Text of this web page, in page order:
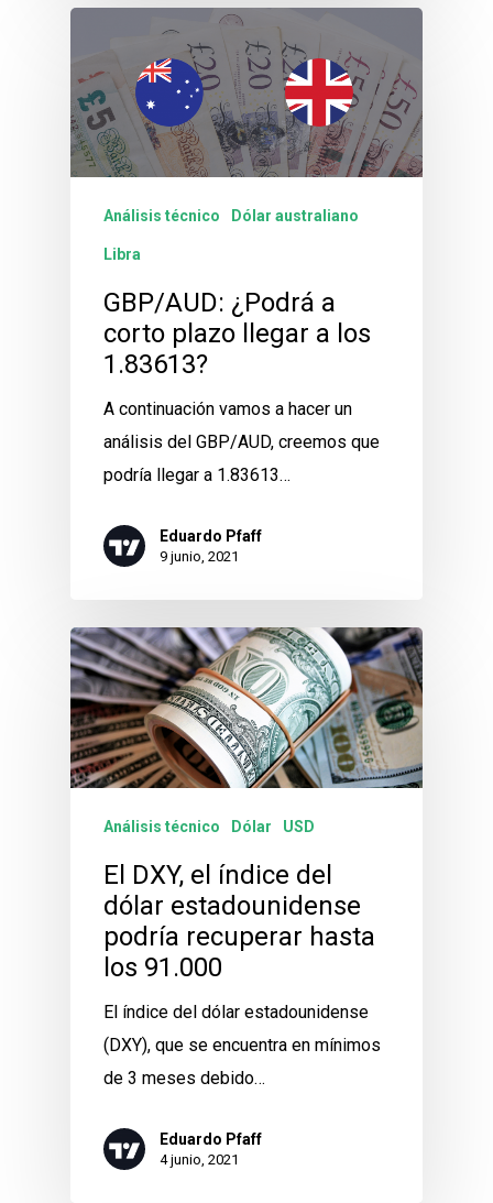
Análisis técnico Dólar australiano
Libra
GBP/AUD: ¿Podrá a
corto plazo llegar a los
1.83613?
A continuación vamos a hacer un
análisis del GBP/AUD, creemos que
podría llegar a 1.83613…
Eduardo Pfaff
9 junio, 2021
Análisis técnico Dólar USD
El DXY, el índice del
dólar estadounidense
podría recuperar hasta
los 91.000
El índice del dólar estadounidense
(DXY), que se encuentra en mínimos
de 3 meses debido…
Eduardo Pfaff
4 junio, 2021